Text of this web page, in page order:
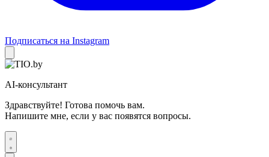
Подписаться на Instagram
AI-консультант
Здравствуйте! Готова помочь вам.
Напишите мне, если у вас появятся вопросы.